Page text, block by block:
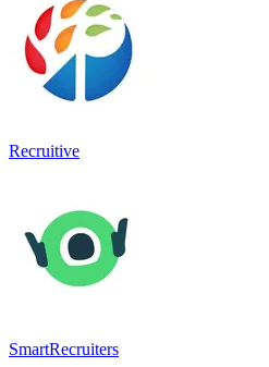
Recruitive
SmartRecruiters